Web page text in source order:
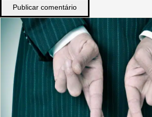
Publicar comentário